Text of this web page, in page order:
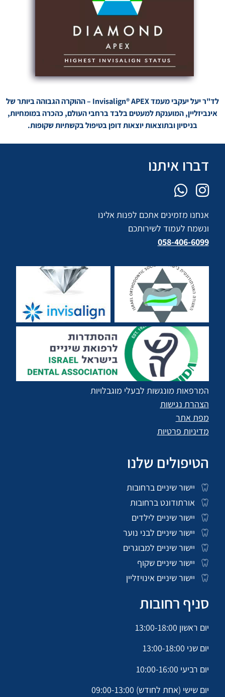
לד"ר יעל יעקבי מעמד Invisalign® APEX – ההוקרה הגבוהה ביותר של
אינביזליין, המוענקת למעטים בלבד ברחבי העולם, כהכרה במומחיות,
בניסיון ובתוצאות יוצאות דופן בטיפול בקשתיות שקופות.
דברו איתנו
אנחנו מזמינים אתכם לפנות אלינו
ונשמח לעמוד לשירותכם
058-406-6099
המרפאות מונגשות לבעלי מוגבלויות
הצהרת נגישות
מפת אתר
מדיניות פרטיות
הטיפולים שלנו
יישור שיניים ברחובות
אורתודונט ברחובות
יישור שיניים לילדים
יישור שיניים לבני נוער
יישור שיניים למבוגרים
יישור שיניים שקוף
יישור שיניים אינויזליין
סניף רחובות
יום ראשון 13:00-18:00
יום שני 13:00-18:00
יום רביעי 10:00-16:00
יום שישי (אחת לחודש) 09:00-13:00